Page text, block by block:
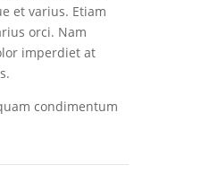
et varius. Etiam
orci. Nam
imperdiet at
condimentum